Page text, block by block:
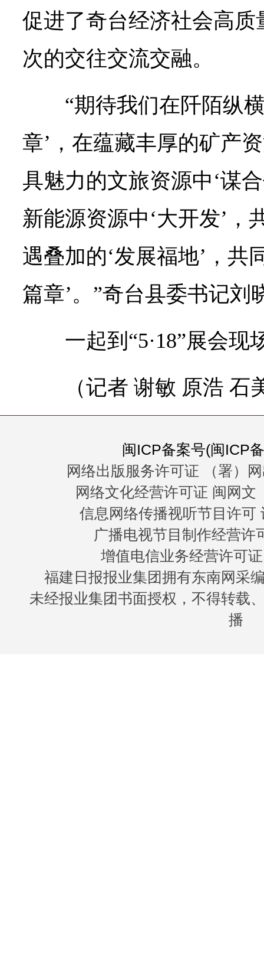
促进了奇台经济社会高
次的交往交流交融。
“期待我们在阡陌纵
章’，在蕴藏丰厚的矿产
具魅力的文旅资源中‘谋
新能源资源中‘大开发’，
遇叠加的‘发展福地’，共
篇章’。”奇台县委书记刘
一起到“5·18”展会现
（记者 谢敏 原浩 石
闽ICP备案号(闽ICP
网络出版服务许可证 （署）
网络文化经营许可证 闽网文
信息网络传播视听节目许可
广播电视节目制作经营许
增值电信业务经营许可
福建日报报业集团拥有东南网采
未经报业集团书面授权，不得转载
播